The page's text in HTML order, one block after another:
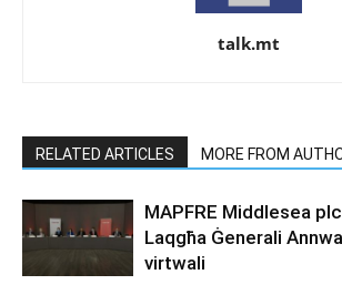
talk.mt
RELATED ARTICLES MORE FROM
MAPFRE Middlesea
Laqgħa Ġenerali
virtwali